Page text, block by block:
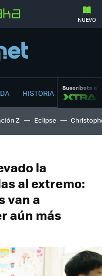
NUEVO
HISTORIA Suscríbete a
Z Eclipse
la
al extremo:
van a
aún más